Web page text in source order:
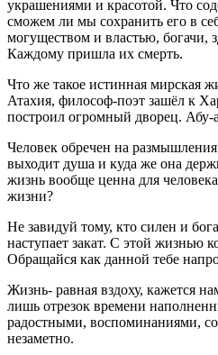
украшениями и красотой. Что
сможем ли мы сохранить его в
могуществом и властью, богачи,
Каждому пришла их смерть.
Что же такое истинная мирская
Атахия, философ-поэт зашёл к
построил огромный дворец. Абу-
Человек обречен на
выходит душа и куда же она
жизнь вообще ценна для
жизни?
Не завидуй тому, кто силен и
наступает закат. С этой жизнью
Обращайся как данной тебе
Жизнь- равная вздоху, кажется
лишь отрезок времени
радостными, воспоминаниями,
незаметно.